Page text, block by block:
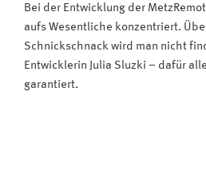
Bei der Entwicklung der
aufs Wesentliche konzentriert.
Schnickschnack wird man nicht
Entwicklerin Julia Sluzki – dafür
garantiert.